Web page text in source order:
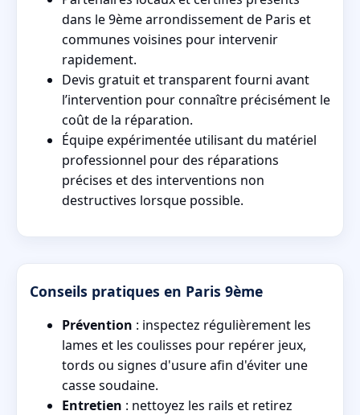
dans le 9ème arrondissement de Paris et
communes voisines pour intervenir
rapidement.
Devis gratuit et transparent fourni avant
l’intervention pour connaître précisément le
coût de la réparation.
Équipe expérimentée utilisant du matériel
professionnel pour des réparations
précises et des interventions non
destructives lorsque possible.
Conseils pratiques en Paris 9ème
Prévention : inspectez régulièrement les
lames et les coulisses pour repérer jeux,
tords ou signes d'usure afin d'éviter une
casse soudaine.
Entretien : nettoyez les rails et retirez